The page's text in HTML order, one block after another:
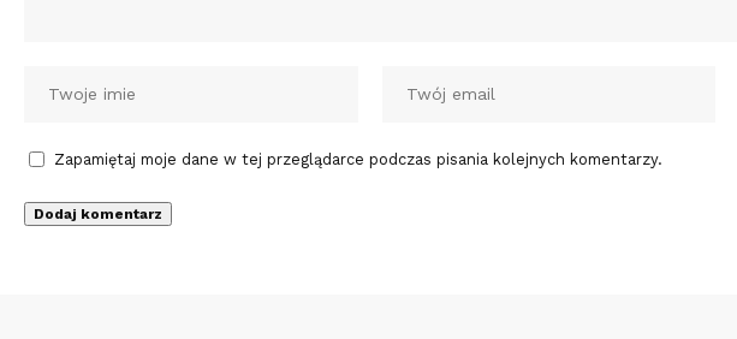
Zapamiętaj moje dane w tej przeglądarce podczas pisania kolejnych komentarzy.